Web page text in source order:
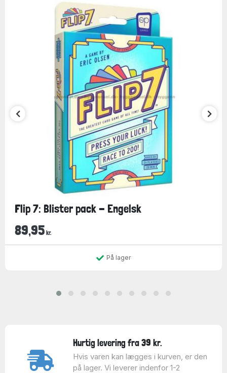
Flip 7: Blister pack - Engelsk
89,95 kr.
På lager
Hurtig levering fra 39 kr.
Hvis varen kan lægges i kurven, er den
på lager. Vi leverer indenfor 1-2